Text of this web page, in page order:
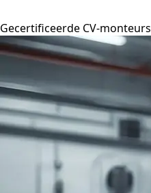
Gecertificeerde CV-monteurs